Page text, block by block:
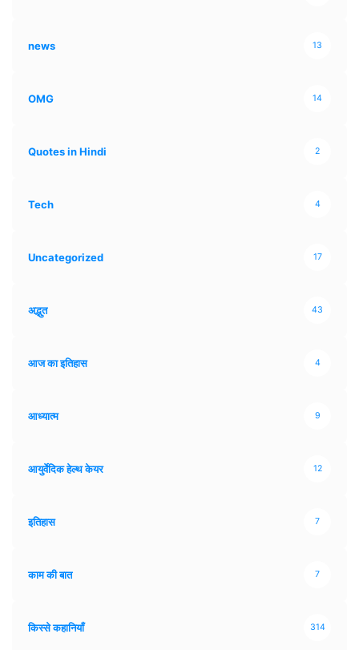
news 13
OMG 14
Quotes in Hindi 2
Tech 4
Uncategorized 17
अद्भुत 43
आज का इतिहास 4
आध्यात्म 9
आयुर्वेदिक हेल्थ केयर 12
इतिहास 7
काम की बात 7
किस्से कहानियाँ 314